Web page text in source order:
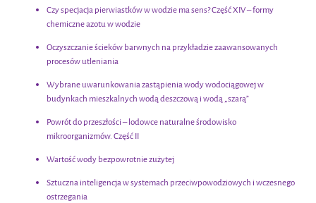
Czy specjacja pierwiastków w wodzie ma sens? Część XIV – formy
chemiczne azotu w wodzie
Oczyszczanie ścieków barwnych na przykładzie zaawansowanych
procesów utleniania
Wybrane uwarunkowania zastąpienia wody wodociągowej w
budynkach mieszkalnych wodą deszczową i wodą „szarą”
Powrót do przeszłości – lodowce naturalne środowisko
mikroorganizmów. Część II
Wartość wody bezpowrotnie zużytej
Sztuczna inteligencja w systemach przeciwpowodziowych i wczesnego
ostrzegania